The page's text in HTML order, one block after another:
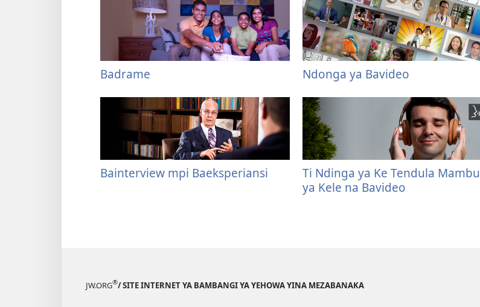
Badrame Ndonga ya Bavideo
Bainterview mpi Baeksperiansi
Ti Ndinga ya Ke Tendula Mambu
ya Kele na Bavideo
JW.ORG®/ SITE INTERNET YA BAMBANGI YA YEHOWA YINA MEZABANAKA